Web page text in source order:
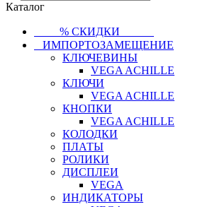
Каталог
⠀⠀⠀% СКИДКИ⠀⠀⠀⠀
⠀ИМПОРТОЗАМЕЩЕНИЕ
КЛЮЧЕВИНЫ
VEGA ACHILLE
КЛЮЧИ
VEGA ACHILLE
КНОПКИ
VEGA ACHILLE
КОЛОДКИ
ПЛАТЫ
РОЛИКИ
ДИСПЛЕИ
VEGA
ИНДИКАТОРЫ